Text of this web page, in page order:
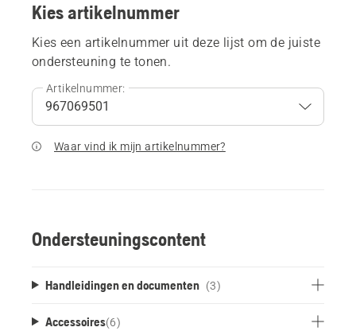
Kies artikelnummer
Kies een artikelnummer uit deze lijst om de juiste
ondersteuning te tonen.
Artikelnummer:
Waar vind ik mijn artikelnummer?
Ondersteuningscontent
Handleidingen en documenten (3)
Accessoires(6)